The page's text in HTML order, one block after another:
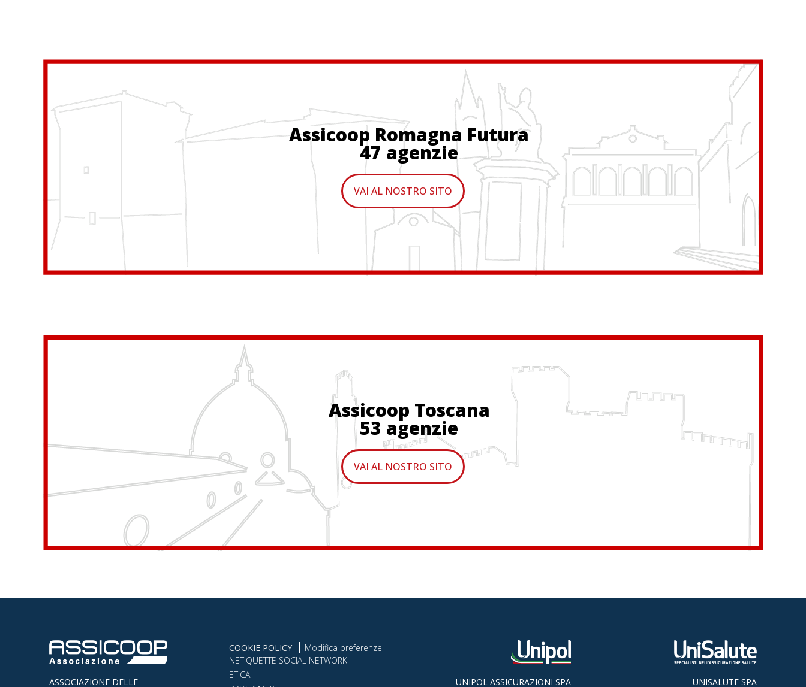
Assicoop Romagna Futura
47 agenzie
VAI AL NOSTRO SITO
Assicoop Toscana
53 agenzie
VAI AL NOSTRO SITO
ASSOCIAZIONE DELLE
COOKIE POLICY
Modifica preferenze
NETIQUETTE SOCIAL NETWORK
ETICA
UNIPOL ASSICURAZIONI SPA UNISALUTE SPA